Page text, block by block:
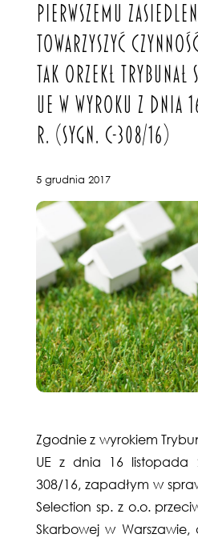
PIERWSZEMU
TOWARZYSZYĆ
TAK ORZEKŁ TRYBUNAŁ
UE W WYROKU Z DNIA
R. (SYGN. C-308/16)
5 grudnia 2017
Zgodnie z wyrokiem
UE z dnia 16 listopada
308/16, zapadłym w
Selection sp. z o.o.
Skarbowej w